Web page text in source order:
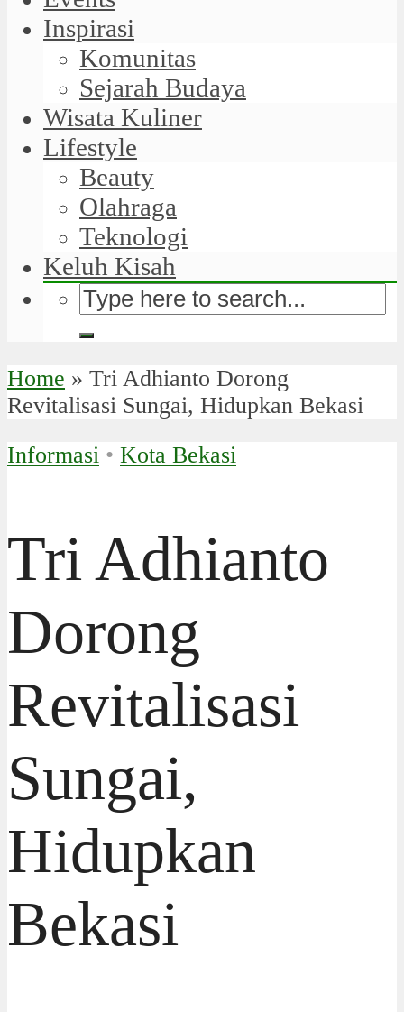
Inspirasi
Komunitas
Sejarah Budaya
Wisata Kuliner
Lifestyle
Beauty
Olahraga
Teknologi
Keluh Kisah
Home » Tri Adhianto Dorong
Revitalisasi Sungai, Hidupkan Bekasi
Informasi • Kota Bekasi
Tri Adhianto
Dorong
Revitalisasi
Sungai,
Hidupkan
Bekasi